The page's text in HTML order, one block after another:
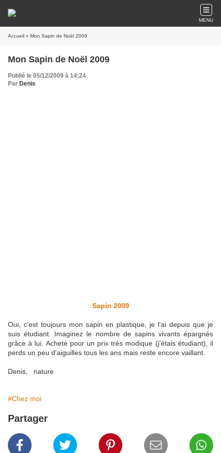
MENU
Accueil » Mon Sapin de Noël 2009
Mon Sapin de Noël 2009
Publié le 05/12/2009 à 14:24
Par Denis
Sapin 2009
Oui, c'est toujours mon sapin en plastique, je l'ai depuis que je
suis étudiant. Imaginez le nombre de sapins vivants épargnés
grâce à lui. Acheté pour un prix très modique (j'étais étudiant), il
perds un peu d'aiguilles tous les ans mais reste encore vaillant.
Denis, nature
#Chez moi
Partager